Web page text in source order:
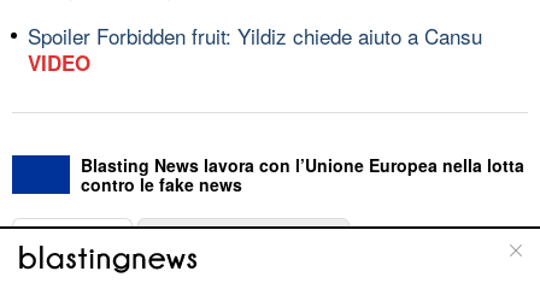
Spoiler Forbidden fruit: Yildiz chiede aiuto a Cansu
VIDEO
Blasting News lavora con l’Unione Europea nella lotta
contro le fake news
ABOUT